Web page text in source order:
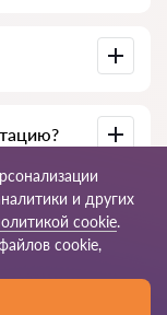
и других
cookie.
cookie,